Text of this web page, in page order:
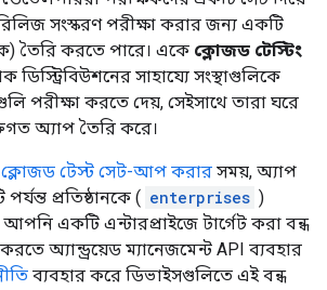
সংস্করণ পরীক্ষা করার জন্য একটি
তৈরি করতে পারে। একে ক্লোজড টেস্টিং
ডিস্ট্রিবিউশনের সাহায্যে সংস্থাগুলিকে
পরীক্ষা করতে দেয়, সেইসাথে তারা ঘরে
অ্যাপ তৈরি করে।
টেস্ট সেট-আপ করার সময়, অ্যাপ
প্রতিষ্ঠানকে ( enterprises )
আপনি একটি এন্টারপ্রাইজে টার্গেট করা বন্ধ
অ্যান্ড্রয়েড ম্যানেজমেন্ট API ব্যবহার
ব্যবহার করে ডিভাইসগুলিতে এই বন্ধ